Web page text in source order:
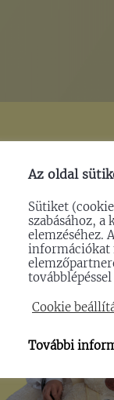
Az oldal
Sütiket
szabásához, a
elemzéséhez.
információkat
Cookie
További